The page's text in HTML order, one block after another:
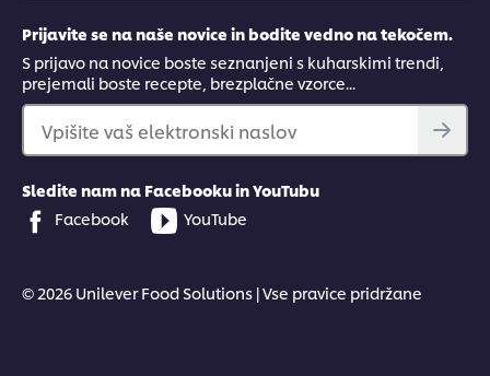
Prijavite se na naše novice in bodite vedno na tekočem.
S prijavo na novice boste seznanjeni s kuharskimi trendi,
prejemali boste recepte, brezplačne vzorce...
Vpišite vaš elektronski naslov
Sledite nam na Facebooku in YouTubu
Facebook
YouTube
© 2026 Unilever Food Solutions | Vse pravice pridržane